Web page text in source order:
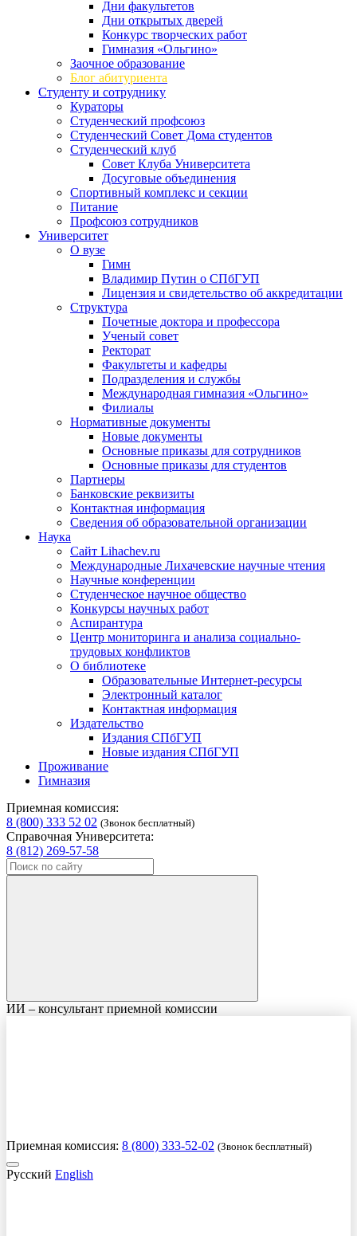
Дни факультетов
Дни открытых дверей
Конкурс творческих работ
Гимназия «Ольгино»
Заочное образование
Блог абитуриента
Студенту и сотруднику
Кураторы
Студенческий профсоюз
Студенческий Совет Дома студентов
Студенческий клуб
Совет Клуба Университета
Досуговые объединения
Спортивный комплекс и секции
Питание
Профсоюз сотрудников
Университет
О вузе
Гимн
Владимир Путин о СПбГУП
Лицензия и свидетельство об аккредитации
Структура
Почетные доктора и профессора
Ученый совет
Ректорат
Факультеты и кафедры
Подразделения и службы
Международная гимназия «Ольгино»
Филиалы
Нормативные документы
Новые документы
Основные приказы для сотрудников
Основные приказы для студентов
Партнеры
Банковские реквизиты
Контактная информация
Сведения об образовательной организации
Наука
Сайт Lihachev.ru
Международные Лихачевские научные чтения
Научные конференции
Студенческое научное общество
Конкурсы научных работ
Аспирантура
Центр мониторинга и анализа социально-
трудовых конфликтов
О библиотеке
Образовательные Интернет-ресурсы
Электронный каталог
Контактная информация
Издательство
Издания СПбГУП
Новые издания СПбГУП
Проживание
Гимназия
Приемная комиссия:
8 (800) 333 52 02 (Звонок бесплатный)
Справочная Университета:
8 (812) 269-57-58
ИИ – консультант приемной комиссии
Приемная комиссия: 8 (800) 333-52-02 (Звонок бесплатный)
Русский English